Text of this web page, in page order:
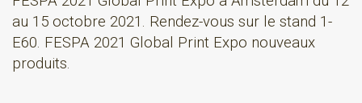
au 15 octobre 2021. Rendez-vous sur le stand 1-
E60. FESPA 2021 Global Print Expo nouveaux
produits.